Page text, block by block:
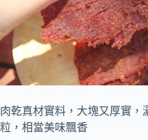
肉乾真材實料，大塊又厚實，
粒，相當美味飄香